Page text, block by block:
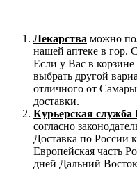
Лекарства можно
нашей аптеке в гор.
Если у Вас в корзине
выбрать другой
отличного от
доставки.
Курьерская служба
согласно
Доставка по России
Европейская часть
дней Дальний